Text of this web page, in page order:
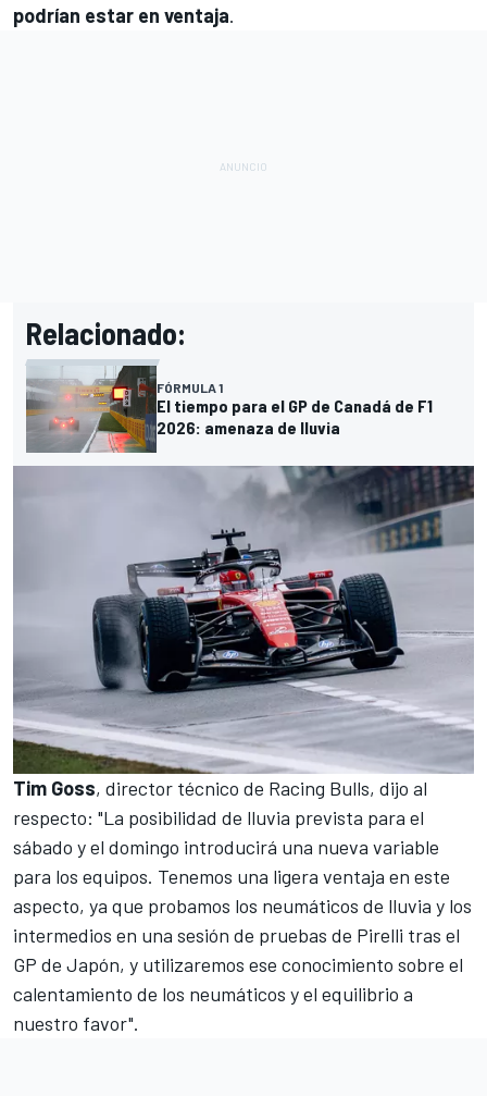
podrían estar en ventaja.
Relacionado:
FÓRMULA 1
El tiempo para el GP de Canadá de F1
2026: amenaza de lluvia
Tim Goss, director técnico de Racing Bulls, dijo al
respecto: "La posibilidad de lluvia prevista para el
sábado y el domingo introducirá una nueva variable
para los equipos. Tenemos una ligera ventaja en este
aspecto, ya que probamos los neumáticos de lluvia y los
intermedios en una sesión de pruebas de Pirelli tras el
GP de Japón, y utilizaremos ese conocimiento sobre el
calentamiento de los neumáticos y el equilibrio a
nuestro favor".